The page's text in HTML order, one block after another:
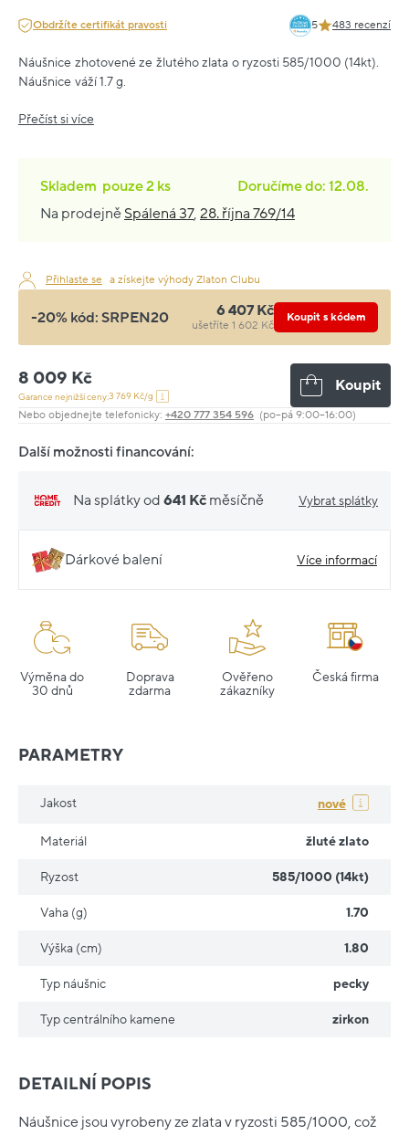
Obdržíte certifikát pravosti 5 483 recenzí
Náušnice zhotovené ze žlutého zlata o ryzosti 585/1000 (14kt).
Náušnice váží 1.7 g.
Přečíst si více
Skladem pouze2 ks
Doručíme do: 12.08.
Na prodejně Spálená 37, 28. října 769/14
Přihlaste se a získejte výhody Zlaton Clubu
-20% kód: SRPEN20 6 407 Kč
ušetříte 1 602 Kč
Koupit s kódem
8 009 Kč
Garance nejnižší ceny:3 769 Kč/g
Koupit
Nebo objednejte telefonicky: +420 777 354 596 (po–pá 9:00–16:00)
Další možnosti financování:
Na splátky od 641 Kč měsíčně Vybrat splátky
Dárkové balení Více informací
Výměna do
30 dnů
Doprava
zdarma
Ověřeno
zákazníky
Česká firma
DETAILNÍ POPIS
Náušnice jsou vyrobeny ze zlata v ryzosti 585/1000, což
PARAMETRY
Jakost nové
Materiál žluté zlato
Ryzost 585/1000 (14kt)
Vaha (g) 1.70
Výška (cm) 1.80
Typ náušnic pecky
Typ centrálního kamene zirkon